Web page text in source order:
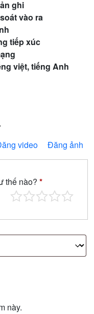
ghi
vào ra
tiếp xúc
việt, tiếng Anh
video Đăng ảnh
thế nào? *
này.